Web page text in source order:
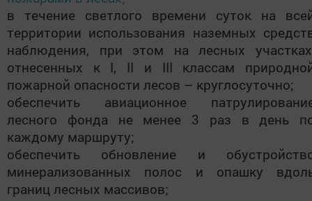
в течение светлого времени суток на
территории использования наземных
наблюдения, при этом на лесных
отнесенных к I, II и III классам
пожарной опасности лесов – круглосуточно;
обеспечить авиационное
лесного фонда не менее 3 раз в день
каждому маршруту;
обеспечить обновление и
минерализованных полос и опашку
границ лесных массивов;